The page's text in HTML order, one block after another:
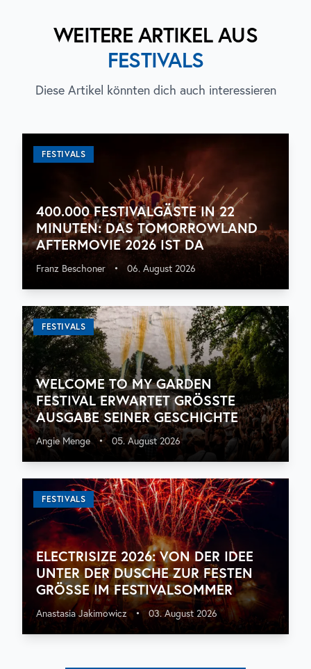
WEITERE ARTIKEL AUS
FESTIVALS
Diese Artikel könnten dich auch interessieren
FESTIVALS
400.000 FESTIVALGÄSTE IN 22
MINUTEN: DAS TOMORROWLAND
AFTERMOVIE 2026 IST DA
Franz Beschoner • 06. August 2026
FESTIVALS
WELCOME TO MY GARDEN
FESTIVAL ERWARTET GRÖSSTE A
USGABE SEINER GESCHICHTE
Angie Menge • 05. August 2026
FESTIVALS
ELECTRISIZE 2026: VON DER IDEE
UNTER DER DUSCHE ZUR FESTEN
GRÖSSE IM FESTIVALSOMMER
Anastasia Jakimowicz • 03. August 2026